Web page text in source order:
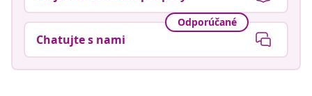
Odporúčané
Chatujte s nami